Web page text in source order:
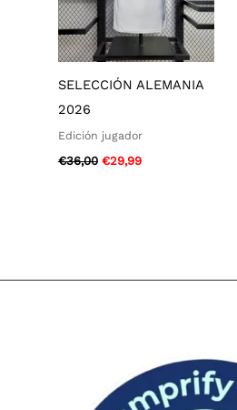
SELECCIÓN ALEMANIA
2026
Edición jugador
€36,00 €29,99